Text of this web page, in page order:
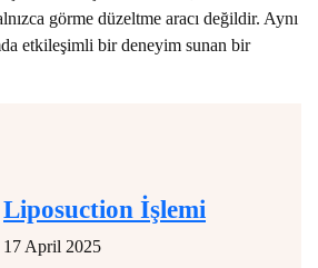
görme düzeltme aracı değildir. Aynı
etkileşimli bir deneyim sunan bir
Liposuction İşlemi
17 April 2025